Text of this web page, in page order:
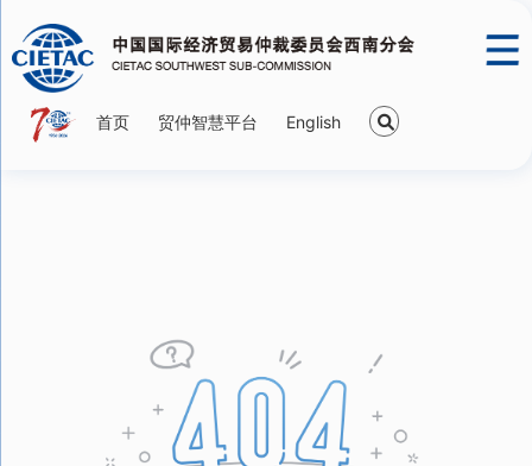
首页 贸仲智慧平台 English